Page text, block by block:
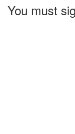
You must